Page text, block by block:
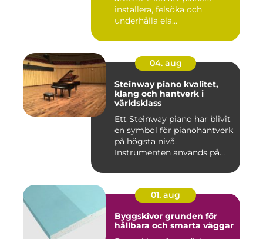
installera, felsöka och
underhålla ela...
04. aug
Steinway piano kvalitet,
klang och hantverk i
världsklass
Ett Steinway piano har blivit
en symbol för pianohantverk
på högsta nivå.
Instrumenten används på
01. aug
Byggskivor grunden för
hållbara och smarta väggar